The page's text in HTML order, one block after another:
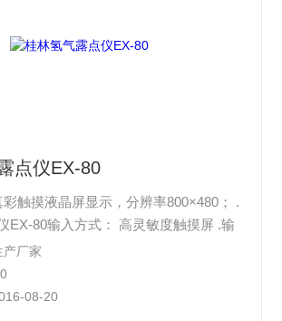
点仪EX-80
80输入方式： 高灵敏度触摸屏 .输
储方式： 具有1万条数
具有分时自动存储功能，亦可手动存储
产厂家
08-20